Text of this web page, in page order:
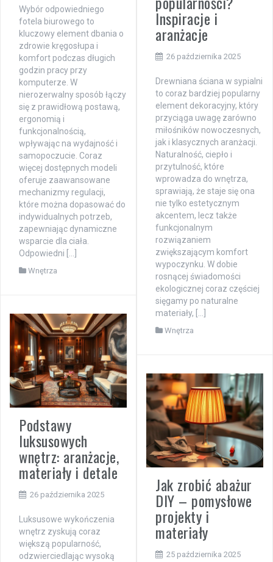
Wybór odpowiedniego
fotela biurowego to
kluczowy element dbania o
zdrowie kręgosłupa i
komfort podczas długich
godzin pracy przy
komputerze. W
nierozerwalny sposób łączy
się z prawidłową postawą,
ergonomią i
funkcjonalnością,
wpływając na wydajność i
samopoczucie. Coraz
więcej dostępnych modeli
oferuje zaawansowane
mechanizmy regulacji,
które można dopasować do
indywidualnych potrzeb,
zapewniając dynamiczne
wsparcie dla ciała.
Odpowiedni […]
Wnętrza
Inspiracje i
aranżacje
26 października 2025
Drewniana ściana w sypialni
to coraz bardziej popularny
element dekoracyjny, który
przyciąga uwagę zarówno
miłośników nowoczesnych,
jak i klasycznych aranżacji.
Naturalność, ciepło i
przytulność, które
wprowadza do wnętrza,
sprawiają, że staje się ona
nie tylko estetycznym
akcentem, lecz także
funkcjonalnym
rozwiązaniem
zwiększającym komfort
wypoczynku. W dobie
rosnącej świadomości
ekologicznej coraz częściej
sięgamy po naturalne
materiały, […]
Wnętrza
Podstawy
luksusowych
wnętrz: aranżacje,
materiały i detale
26 października 2025
Luksusowe wykończenia
wnętrz zyskują coraz
większą popularność,
odzwierciedlając wysoką
Jak zrobić abażur
DIY – pomysłowe
projekty i
materiały
25 października 2025